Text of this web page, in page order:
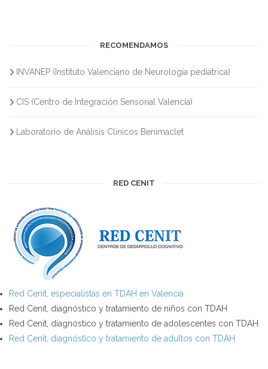
RECOMENDAMOS
INVANEP (Instituto Valenciano de Neurología pediátrica)
CIS (Centro de Integración Sensorial Valencia)
Laboratorio de Análisis Clínicos Benimaclet
RED CENIT
Red Cenit, especialistas en TDAH en Valencia
Red Cenit, diagnóstico y tratamiento de niños con TDAH
Red Cenit, diagnóstico y tratamiento de adolescentes con TDAH
Red Cenit, diagnóstico y tratamiento de adultos con TDAH